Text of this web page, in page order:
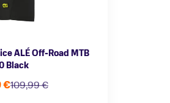
ALÉ Off-Road MTB
Black
109,99 €
€